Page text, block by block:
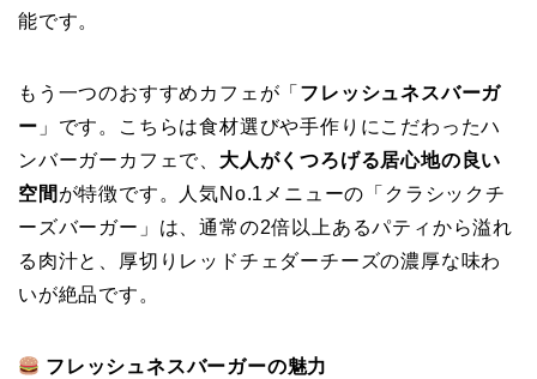
能です。
もう一つのおすすめカフェが「 フレッシュネスバーガ
ー 」です。こちらは食材選びや手作りにこだわったハ
ンバーガーカフェで、 大人がくつろげる居心地の良い
空間 が特徴です。人気No.1メニューの「クラシックチ
ーズバーガー」は、通常の2倍以上あるパティから溢れ
る肉汁と、厚切りレッドチェダーチーズの濃厚な味わ
いが絶品です。
フレッシュネスバーガーの魅力